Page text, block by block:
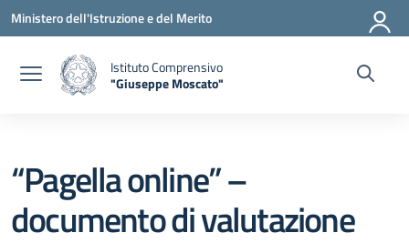
Vai ai contenuti
Vai al menu di navigazione
Vai al footer
Ministero dell'Istruzione e del Merito
Istituto Comprensivo
"Giuseppe Moscato"
“Pagella online” –
documento di valutazione